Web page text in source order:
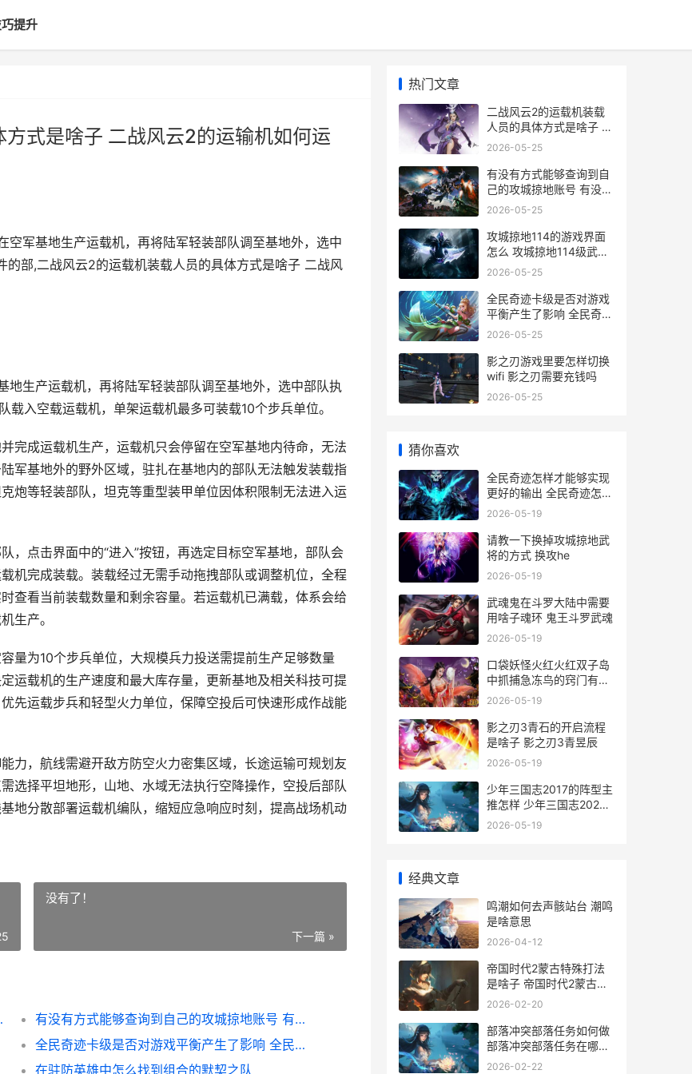
提升
式是啥子 二战风云2的运输机如何运
军基地生产运载机，再将陆军轻装部队调至基地外，选中
部,二战风云2的运载机装载人员的具体方式是啥子 二战风
生产运载机，再将陆军轻装部队调至基地外，选中部队执
入空载运载机，单架运载机最多可装载10个步兵单位。
完成运载机生产，运载机只会停留在空军基地内待命，无法
军基地外的野外区域，驻扎在基地内的部队无法触发装载指
炮等轻装部队，坦克等重型装甲单位因体积限制无法进入运
，点击界面中的“进入”按钮，再选定目标空军基地，部队会
机完成装载。装载经过无需手动拖拽部队或调整机位，全程
查看当前装载数量和剩余容量。若运载机已满载，体系会给
生产。
量为10个步兵单位，大规模兵力投送需提前生产足够数量
运载机的生产速度和最大库存量，更新基地及相关科技可提
先运载步兵和轻型火力单位，保障空投后可快速形成作战能
力，航线需避开敌方防空火力密集区域，长途运输可规划友
选择平坦地形，山地、水域无法执行空降操作，空投后部队
地分散部署运载机编队，缩短应急响应时刻，提高战场机动
没有了！
下一篇 »
如何运输步兵
有没有方式能够查询到自己的攻城掠地账号 有没有方式能够快速入睡
全民奇迹卡级是否对游戏平衡产生了影响 全民奇迹快速升级攻略
在驻防英雄中怎么找到组合的默契之队
热门文章
二战风云2的运载机装载
人员的具体方式是啥子 二
战风云2的运输机如何运
2026-05-25
有没有方式能够查询到自
己的攻城掠地账号 有没有
方式能够快速入睡
2026-05-25
攻城掠地114的游戏界面
怎么 攻城掠地114级武将
搭配
2026-05-25
全民奇迹卡级是否对游戏
平衡产生了影响 全民奇迹
快速升级攻略
2026-05-25
影之刃游戏里要怎样切换
wifi 影之刃需要充钱吗
2026-05-25
猜你喜欢
全民奇迹怎样才能够实现
更好的输出 全民奇迹怎么
赚人民币
2026-05-19
请教一下换掉攻城掠地武
将的方式 换攻he
2026-05-19
武魂鬼在斗罗大陆中需要
用啥子魂环 鬼王斗罗武魂
2026-05-19
口袋妖怪火红火红双子岛
中抓捕急冻鸟的窍门有哪
些 口袋妖怪火红火伊布多
2026-05-19
影之刃3青石的开启流程
是啥子 影之刃3青昱辰
2026-05-19
少年三国志2017的阵型主
推怎样 少年三国志2026
最新礼包领取方式
2026-05-19
经典文章
鸣潮如何去声骸站台 潮鸣
是啥意思
2026-04-12
帝国时代2蒙古特殊打法
是啥子 帝国时代2蒙古战
役
2026-02-20
部落冲突部落任务如何做
部落冲突部落任务在哪里
看
2026-02-22